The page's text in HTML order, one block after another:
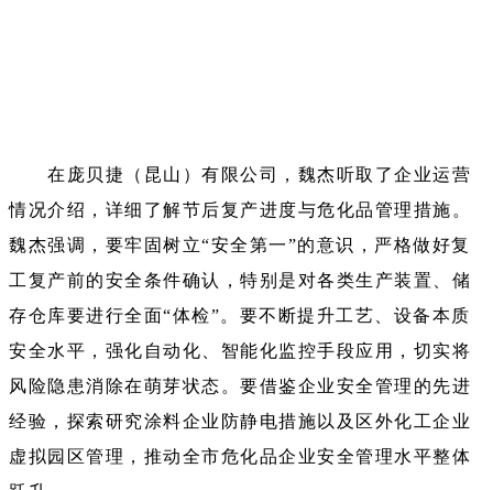
在庞贝捷（昆山）有限公司，魏杰听取了企业运营
情况介绍，详细了解节后复产进度与危化品管理措施。
魏杰强调，要牢固树立“安全第一”的意识，严格做好复
工复产前的安全条件确认，特别是对各类生产装置、储
存仓库要进行全面“体检”。要不断提升工艺、设备本质
安全水平，强化自动化、智能化监控手段应用，切实将
风险隐患消除在萌芽状态。要借鉴企业安全管理的先进
经验，探索研究涂料企业防静电措施以及区外化工企业
虚拟园区管理，推动全市危化品企业安全管理水平整体